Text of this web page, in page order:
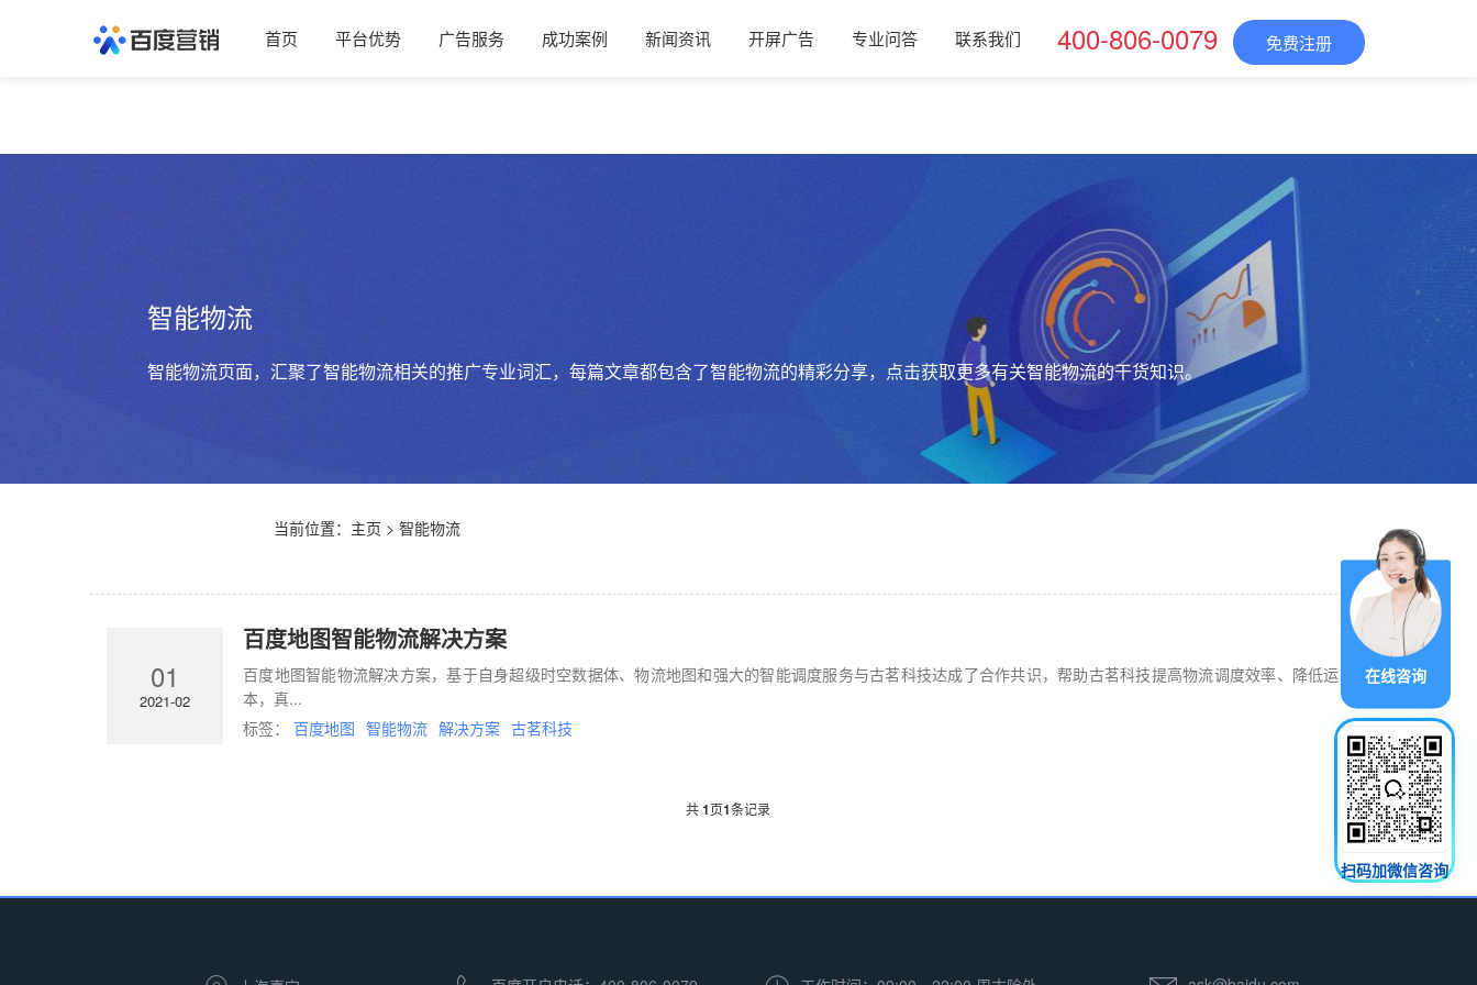
首页 平台优势 广告服务 成功案例 新闻资讯 开屏广告 专业问答 联系我们 400-806-0079 免费注册
智能物流
智能物流页面，汇聚了智能物流相关的推广专业词汇，每篇文章都包含了智能物流的精彩分享，点击获取更多有关智能物流的干货知识。
当前位置： 主页 > 智能物流
01
2021-02
百度地图智能物流解决方案
百度地图智能物流解决方案，基于自身超级时空数据体、物流地图和强大的智能调度服务与古茗科技达成了合作共识，帮助古茗科技提高物流调度效率、降低运输成
本，真...
标签： 百度地图 智能物流 解决方案 古茗科技
共1页1条记录
在线咨询
扫码加微信咨询